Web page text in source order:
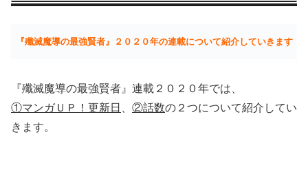
『殲滅魔導の最強賢者』２０２０年の連載について紹介していきます
『殲滅魔導の最強賢者』連載２０２０年では、
①マンガＵＰ！更新日
②話数の２つについて紹介してい
きます。